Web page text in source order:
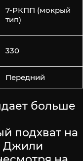
7-РКПП (мокрый
тип)
330
Передний
больше
подхват на
Джили